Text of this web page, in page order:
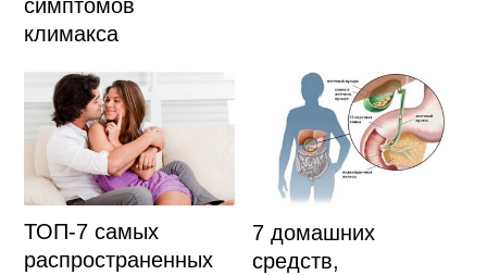
симптомов
климакса
ТОП-7 самых
распространенных
7 домашних
средств,